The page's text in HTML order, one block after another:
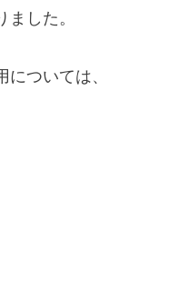
した。
ついては、